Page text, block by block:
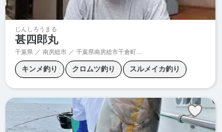
じんしろうまる
甚四郎丸
千葉県 ／ 南房総市 ／ 千葉県南房総市千倉町白間津８０９－１
キンメ釣り クロムツ釣り スルメイカ釣り
フラッシャーサビキ釣り プラヅノ ヤリイカ釣り